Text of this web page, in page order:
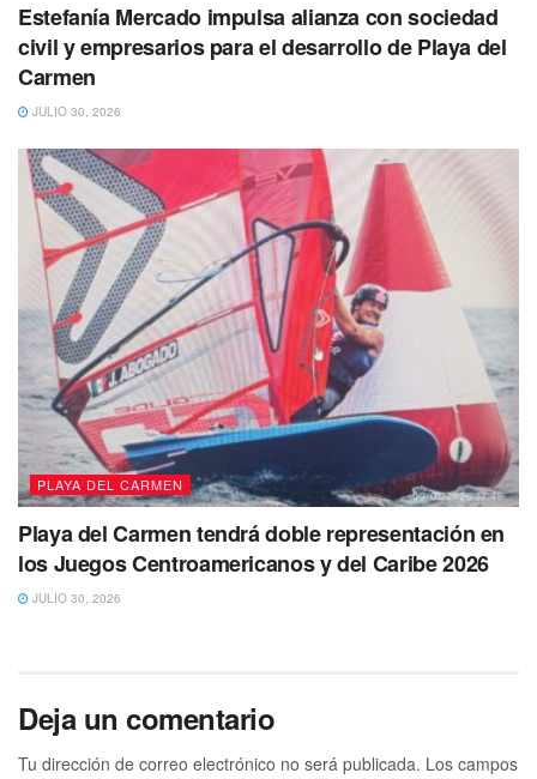
Estefanía Mercado impulsa alianza con sociedad
civil y empresarios para el desarrollo de Playa del
Carmen
JULIO 30, 2026
PLAYA DEL CARMEN
Playa del Carmen tendrá doble representación en
los Juegos Centroamericanos y del Caribe 2026
JULIO 30, 2026
Deja un comentario
Tu dirección de correo electrónico no será publicada. Los campos